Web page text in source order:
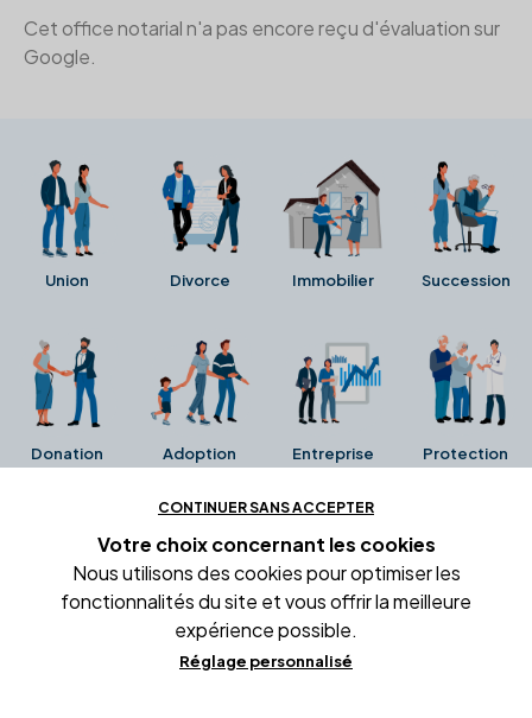
Cet office notarial n'a pas encore reçu d'évaluation sur
Google.
Union Divorce Immobilier Succession
Donation Adoption Entreprise Protection
Ces avis proviennent directement de la fiche Google
Business de l'office notarial. Ils n'ont ni été collectés ni
été vérifiés par Alexia.fr.
Conditions générales d'utilisation
CONTINUER SANS ACCEPTER
Votre choix concernant les cookies
Nous utilisons des cookies pour optimiser les
fonctionnalités du site et vous offrir la meilleure
expérience possible.
Réglage personnalisé